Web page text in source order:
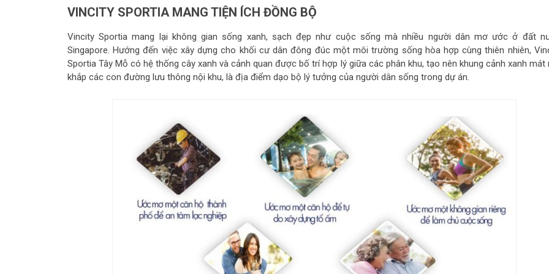
VINCITY SPORTIA MANG TIỆN ÍCH ĐỒNG BỘ
Vincity Sportia mang lại không gian sống xanh, sạch đẹp như cuộc sống mà nhiều người dân mơ ước ở đất
Singapore. Hướng đến việc xây dựng cho khối cư dân đông đúc một môi trường sống hòa hợp cùng thiên nhiên,
Sportia Tây Mỗ có hệ thống cây xanh và cảnh quan được bố trí hợp lý giữa các phân khu, tạo nên khung cảnh xanh mát
khắp các con đường lưu thông nội khu, là địa điểm dạo bộ lý tưởng của người dân sống trong dự án.